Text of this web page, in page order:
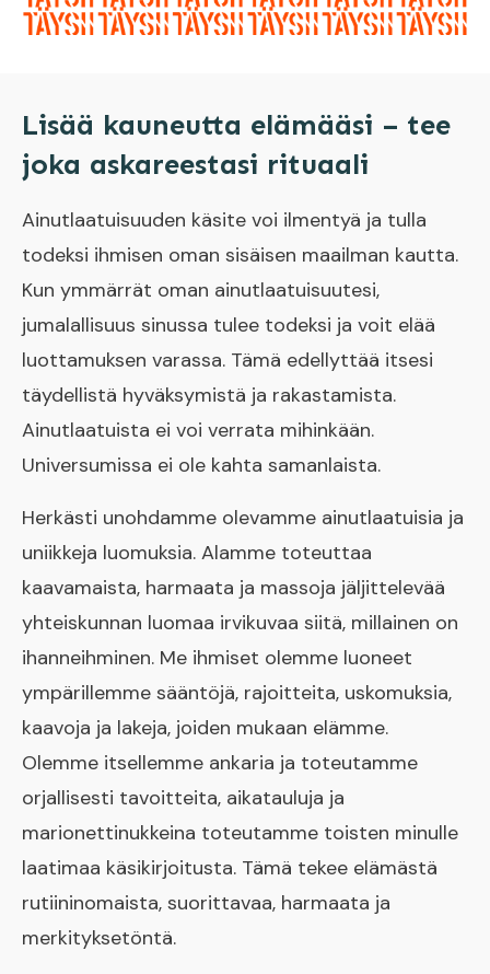
Lisää kauneutta elämääsi – tee
joka askareestasi rituaali
Ainutlaatuisuuden käsite voi ilmentyä ja tulla
todeksi ihmisen oman sisäisen maailman kautta.
Kun ymmärrät oman ainutlaatuisuutesi,
jumalallisuus sinussa tulee todeksi ja voit elää
luottamuksen varassa. Tämä edellyttää itsesi
täydellistä hyväksymistä ja rakastamista.
Ainutlaatuista ei voi verrata mihinkään.
Universumissa ei ole kahta samanlaista.
Herkästi unohdamme olevamme ainutlaatuisia ja
uniikkeja luomuksia. Alamme toteuttaa
kaavamaista, harmaata ja massoja jäljittelevää
yhteiskunnan luomaa irvikuvaa siitä, millainen on
ihanneihminen. Me ihmiset olemme luoneet
ympärillemme sääntöjä, rajoitteita, uskomuksia,
kaavoja ja lakeja, joiden mukaan elämme.
Olemme itsellemme ankaria ja toteutamme
orjallisesti tavoitteita, aikatauluja ja
marionettinukkeina toteutamme toisten minulle
laatimaa käsikirjoitusta. Tämä tekee elämästä
rutiininomaista, suorittavaa, harmaata ja
merkityksetöntä.